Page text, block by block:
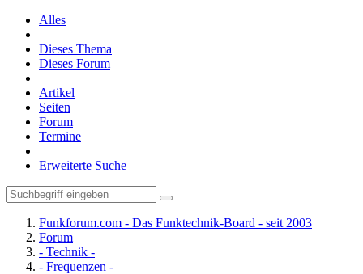
Alles
Dieses Thema
Dieses Forum
Artikel
Seiten
Forum
Termine
Erweiterte Suche
Funkforum.com - Das Funktechnik-Board - seit 2003
Forum
- Technik -
- Frequenzen -